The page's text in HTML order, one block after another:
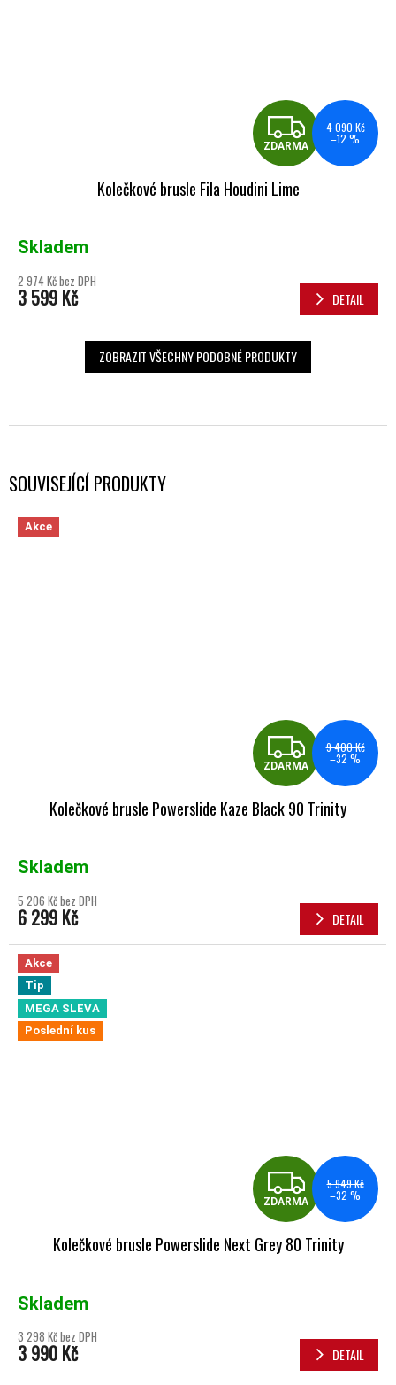
SOUVISEJÍCÍ PRODUKTY
Akce
ZDARMA
9 400 Kč
–32 %
Kolečkové brusle Powerslide Kaze Black 90 Trinity
Skladem
5 206 Kč bez DPH
6 299 Kč DETAIL
Akce
Tip
MEGA SLEVA
Poslední kus
ZDARMA
5 949 Kč
–32 %
Kolečkové brusle Powerslide Next Grey 80 Trinity
Skladem
3 298 Kč bez DPH
3 990 Kč DETAIL
ZDARMA
4 090 Kč
–12 %
Kolečkové brusle Fila Houdini Lime
Skladem
2 974 Kč bez DPH
3 599 Kč DETAIL
ZOBRAZIT VŠECHNY PODOBNÉ PRODUKTY